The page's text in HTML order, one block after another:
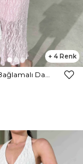
4
Boyundan Bağlamalı Dantelli Midi Boy Pembe Kavroni Kadın Elbise 26Y267